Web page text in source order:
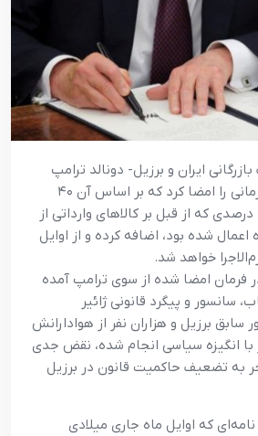
ایران و برزیل- دونالد ترامپ
رئیس‌جمهور آمریکا فرمانی را امضا کرد که بر اساس آن ۴۰
درصد به نرخ تعرفه ۱۰ درصدی که از قبل بر کالاهای وارداتی از
اعمال شده بود، اضافه کرده و از اوایل
خواهد شد.
فرمان امضا شده از سوی ترامپ آمده
سانسور و پیگرد قانونی ژائیر
سابق برزیل و هزاران نفر از هوادارانش
انگیزه سیاسی انجام شده، نقض جدی
به تضعیف حاکمیت قانون در برزیل
که اوایل ماه جاری میلادی